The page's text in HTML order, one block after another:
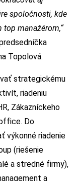
spoločnosti, kde
manažérom,“
Topolová.
strategickému
riadeniu
Zákazníckeho
Do
výkonné riadenie
(riešenie
a stredné firmy),
a